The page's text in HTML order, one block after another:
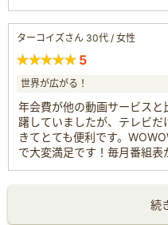
ターコイズさん 30代 / 女性
5
世界が広がる！
年会費が他の動画サービス
躇していましたが、テレビ
きてとても便利です。
で大変満足です！毎月番組表
続